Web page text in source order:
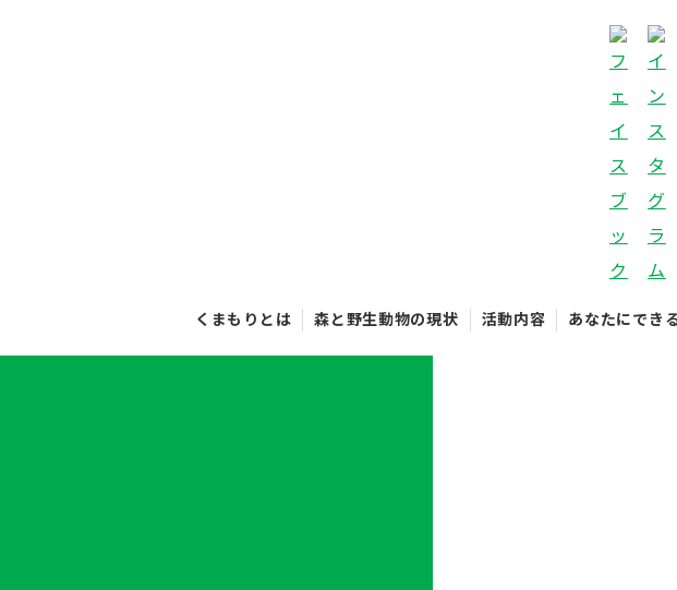
くまもりとは 森と野生動物の現状 活動内容 あなたにでき